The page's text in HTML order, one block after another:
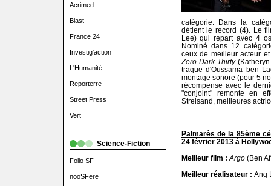
Acrimed
Blast
France 24
Investig'action
L'Humanité
Reporterre
Street Press
Vert
Science-Fiction
Folio SF
nooSFere
catégorie. Dans la
détient le record (4). Le
Lee) qui repart avec 4
Nominé dans 12
ceux de meilleur acteur
Zero Dark Thirty(Katheryn
traque d'Oussama ben
montage sonore (pour 5
récompense avec le
"conjoint" remonte en
Streisand, meilleures
Palmarès de la 85ème
24 février 2013 à
Meilleur film : Argo(Ben
Meilleur réalisateur : Ang